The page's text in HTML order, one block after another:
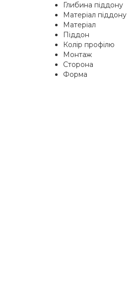
Глибина піддону
Матеріал піддону
Матеріал
Піддон
Колір профілю
Монтаж
Сторона
Форма